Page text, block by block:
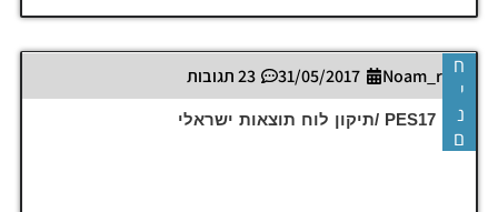
Noam_r
31/05/2017 23 תגובות
PES17 PC /תיקון לוח תוצאות ישראלי
ח
י
נ
ם